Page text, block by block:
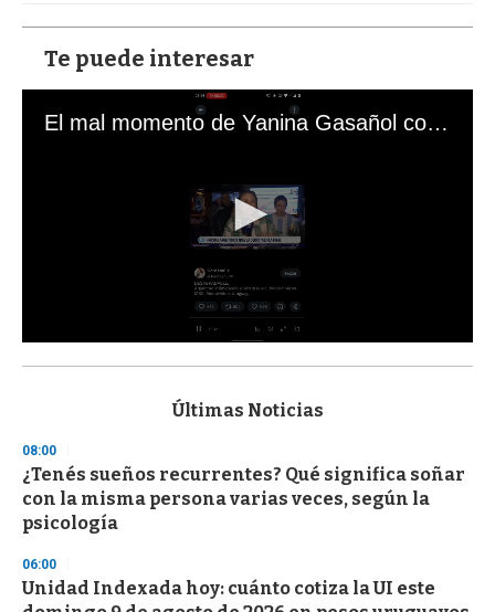
Te puede interesar
El mal momento de Yanina Gasañol con un hincha argentino en "Subrayado"
s
d
s
o
f
3
s
e
c
Últimas Noticias
08:00
¿Tenés sueños recurrentes? Qué significa soñar
con la misma persona varias veces, según la
psicología
06:00
Unidad Indexada hoy: cuánto cotiza la UI este